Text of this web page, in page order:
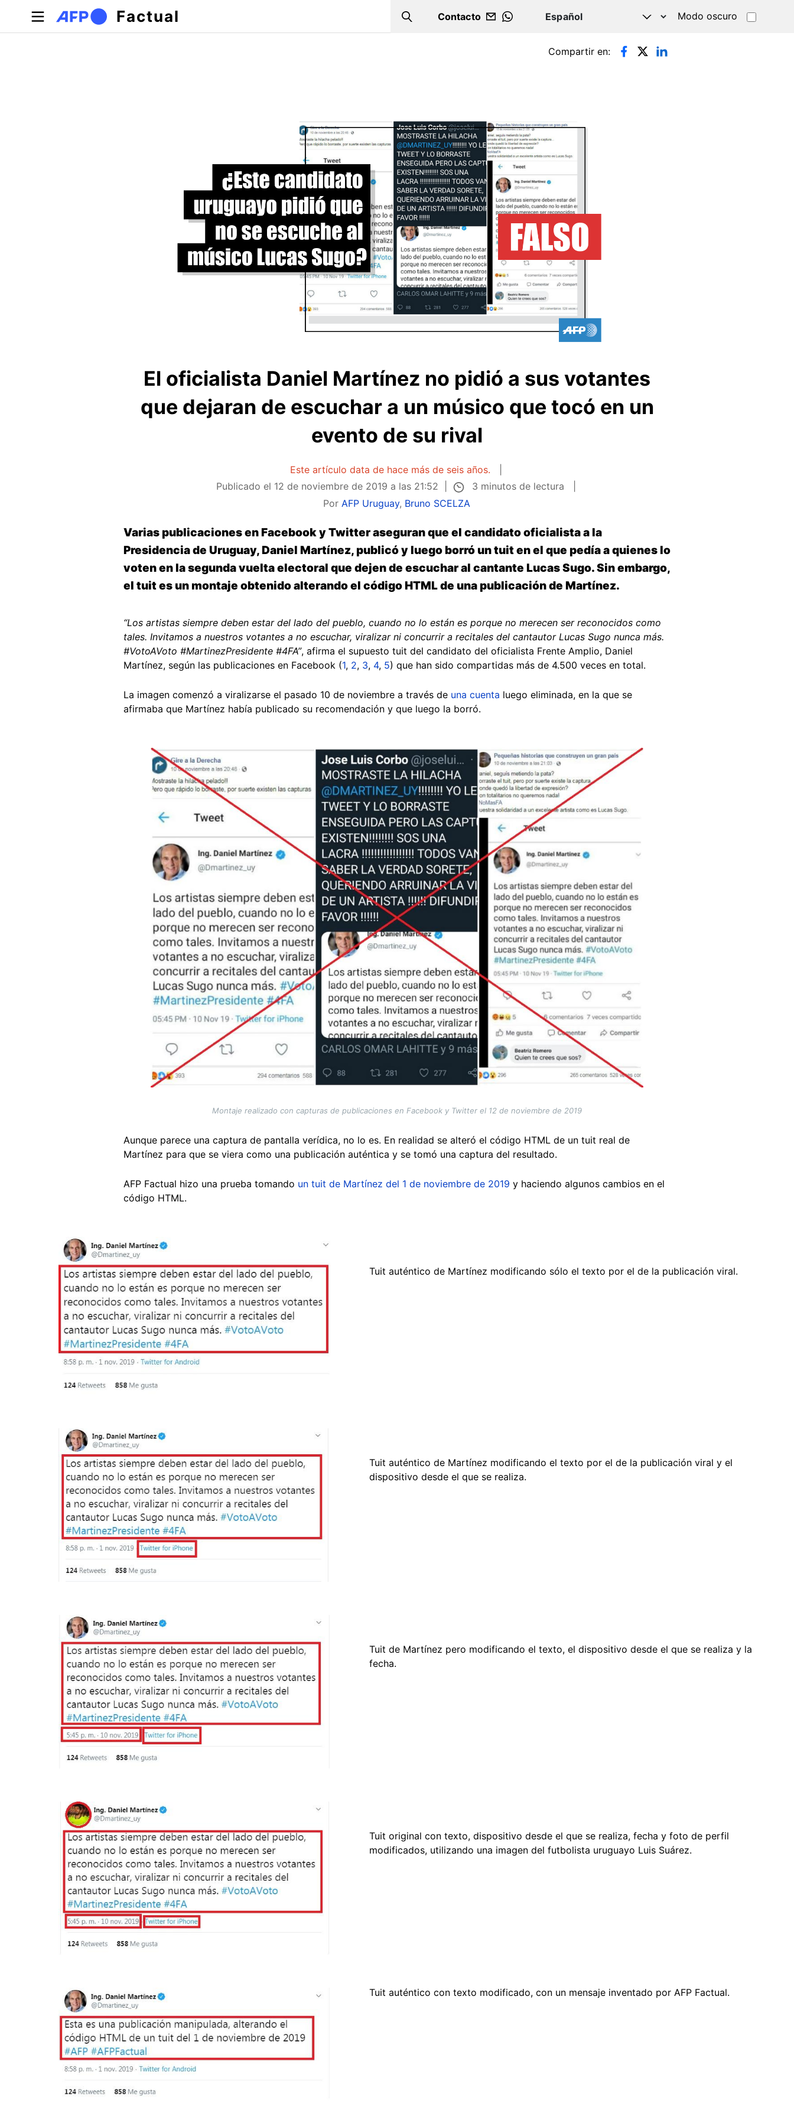
Pasar al contenido principal
Factual Search
Contacto
WHATSAPP
Modo oscuro
Solapas principales Compartir en:
El oficialista Daniel Martínez no pidió a sus votantes
que dejaran de escuchar a un músico que tocó en un
evento de su rival
Este artículo data de hace más de seis años.
Publicado el 12 de noviembre de 2019 a las 21:52
3 minutos de lectura
Por AFP Uruguay, Bruno SCELZA
Varias publicaciones en Facebook y Twitter aseguran que el candidato oficialista a la
Presidencia de Uruguay, Daniel Martínez, publicó y luego borró un tuit en el que pedía a quienes lo
voten en la segunda vuelta electoral que dejen de escuchar al cantante Lucas Sugo. Sin embargo,
el tuit es un montaje obtenido alterando el código HTML de una publicación de Martínez.
“Los artistas siempre deben estar del lado del pueblo, cuando no lo están es porque no merecen ser reconocidos como
tales. Invitamos a nuestros votantes a no escuchar, viralizar ni concurrir a recitales del cantautor Lucas Sugo nunca más.
#VotoAVoto #MartinezPresidente #4FA”, afirma el supuesto tuit del candidato del oficialista Frente Amplio, Daniel
Martínez, según las publicaciones en Facebook (1, 2, 3, 4, 5) que han sido compartidas más de 4.500 veces en total.
La imagen comenzó a viralizarse el pasado 10 de noviembre a través de una cuenta luego eliminada, en la que se
afirmaba que Martínez había publicado su recomendación y que luego la borró.
Image
Montaje realizado con capturas de publicaciones en Facebook y Twitter el 12 de noviembre de 2019
Aunque parece una captura de pantalla verídica, no lo es. En realidad se alteró el código HTML de un tuit real de
Martínez para que se viera como una publicación auténtica y se tomó una captura del resultado.
AFP Factual hizo una prueba tomando un tuit de Martínez del 1 de noviembre de 2019 y haciendo algunos cambios en el
código HTML.
Image
Tuit auténtico de Martínez modificando sólo el texto por el de la publicación viral.
Image
Tuit auténtico de Martínez modificando el texto por el de la publicación viral y el
dispositivo desde el que se realiza.
Image
Tuit de Martínez pero modificando el texto, el dispositivo desde el que se realiza y la
fecha.
Image
Tuit original con texto, dispositivo desde el que se realiza, fecha y foto de perfil
modificados, utilizando una imagen del futbolista uruguayo Luis Suárez.
Image Tuit auténtico con texto modificado, con un mensaje inventado por AFP Factual.